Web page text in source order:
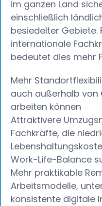
im ganzen Land
einschließlich
besiedelter Gebiete.
internationale
bedeutet dies mehr
Mehr
auch außerhalb
arbeiten können
Attraktivere
Fachkräfte, die
Work-Life-Balance
Mehr praktikable
Arbeitsmodelle,
konsistente digitale